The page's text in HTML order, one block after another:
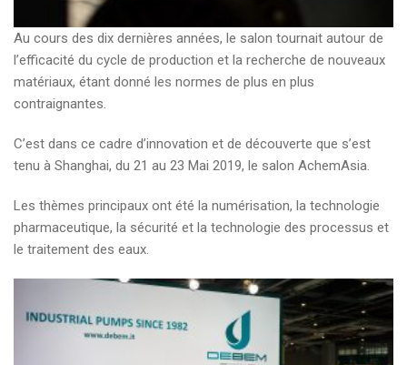
Au cours des dix dernières années, le salon tournait autour de
l’efficacité du cycle de production et la recherche de nouveaux
matériaux, étant donné les normes de plus en plus
contraignantes.
C’est dans ce cadre d’innovation et de découverte que s’est
tenu à Shanghai, du 21 au 23 Mai 2019, le salon AchemAsia.
Les thèmes principaux ont été la numérisation, la technologie
pharmaceutique, la sécurité et la technologie des processus et
le traitement des eaux.